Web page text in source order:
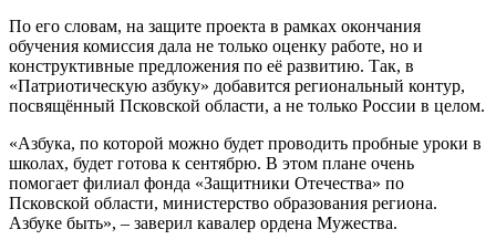
По его словам, на защите проекта в рамках окончания
обучения комиссия дала не только оценку работе, но и
конструктивные предложения по её развитию. Так, в
«Патриотическую азбуку» добавится региональный контур,
посвящённый Псковской области, а не только России в целом.
«Азбука, по которой можно будет проводить пробные уроки в
школах, будет готова к сентябрю. В этом плане очень
помогает филиал фонда «Защитники Отечества» по
Псковской области, министерство образования региона.
Азбуке быть», – заверил кавалер ордена Мужества.